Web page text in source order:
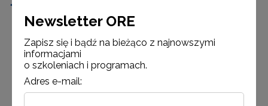
uczniów do wyzwań
współczesnego świata.
Language education as a preparation for students’
challenges in the modern world British Council
i Ośrodek Rozwoju Edukacji serdecznie zapraszają
doradców metodycznych, nauczycieli konsultantów
Newsletter ORE
Zapisz się i bądź na bieżąco z najnowszymi
informacjami
o szkoleniach i programach.
Adres e-mail: